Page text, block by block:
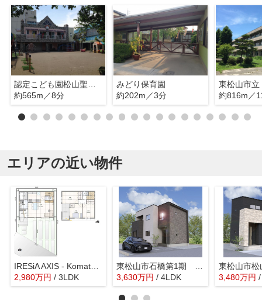
約565m／8分
みどり保育園
約202m／3分
東松山市立
約816m／
エリアの近い物件
IRESiA AXIS - Komatsubara 01 東松山市小松原町 新築戸建 全1棟 1号棟
2,980万円 / 3LDK
3,630万円 / 4LDK 3,480万円